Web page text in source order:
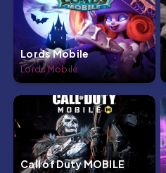
Lords Mobile
Lords Mobile
Call of Duty MOBILE